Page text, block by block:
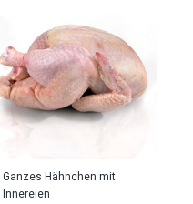
mehrere
Varianten
auf.
Die
Optionen
können
Produktseite
gewählt
Ganzes Hähnchen mit
Innereien